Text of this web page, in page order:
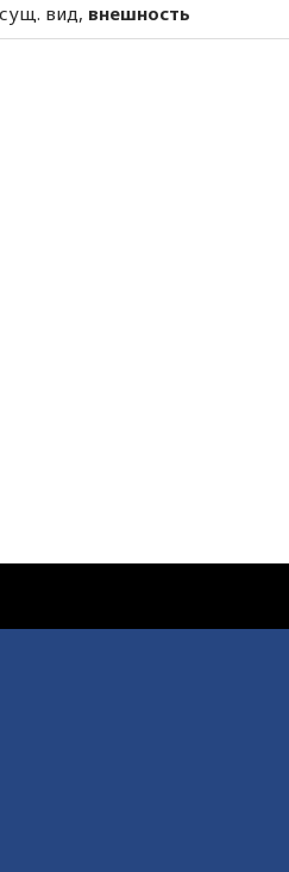
сущ. вид, внешность